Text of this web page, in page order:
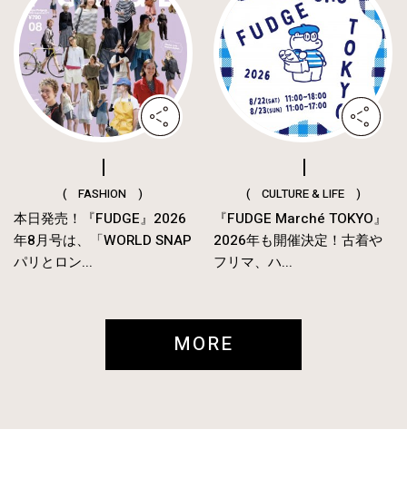
( FASHION )
本日発売！『FUDGE』2026
年8月号は、「WORLD SNAP
パリとロン...
( CULTURE & LIFE )
『FUDGE Marché TOKYO』
2026年も開催決定！古着や
フリマ、ハ...
MORE